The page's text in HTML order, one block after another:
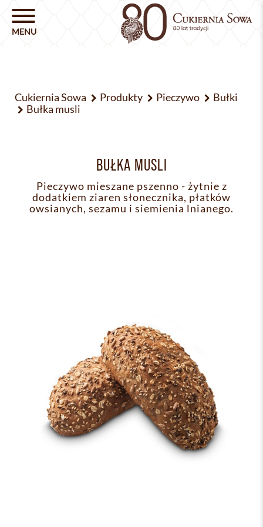
Cukiernia Sowa Produkty Pieczywo
Bułki
Bułka musli
BUŁKA MUSLI
Pieczywo mieszane pszenno - żytnie z
dodatkiem ziaren słonecznika, płatków
owsianych, sezamu i siemienia lnianego.